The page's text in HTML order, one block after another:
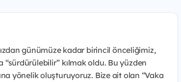
günümüze kadar birincil önceliğimiz,
“sürdürülebilir” kılmak oldu. Bu yüzden
yönelik oluşturuyoruz. Bize ait olan “Vaka